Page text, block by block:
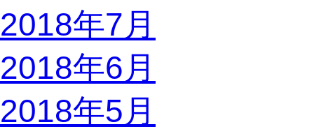
2018年7月
2018年6月
2018年5月